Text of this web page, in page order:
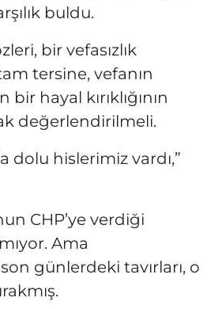
buldu.
bir vefasızlık
tersine, vefanın
bir hayal kırıklığının
değerlendirilmeli.
dolu hislerimiz vardı,”
CHP’ye verdiği
Ama
günlerdeki tavırları, o